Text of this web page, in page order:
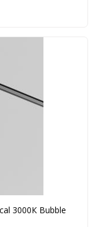
3000К Bubble